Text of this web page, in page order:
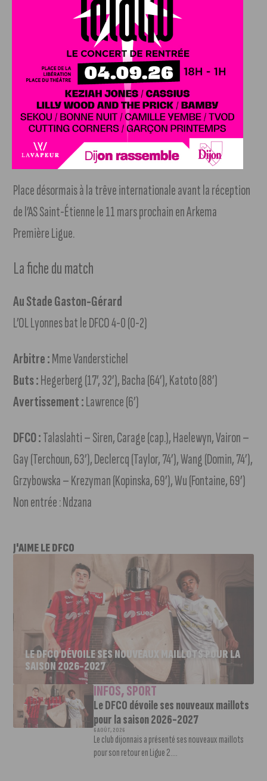
reste un motif de satisfaction pour le DFCO, capable de
rivaliser dans l’intensité et dans le jeu face à l’une des
meilleures équipes européennes. L’écart s’est ensuite fait
sur l’efficacité et la maîtrise collective lyonnaise.
L’aventure en Coupe LFFP s’arrête donc aux portes de la
finale, mais le parcours dijonnais dans cette première
édition restera une réussite.
Place désormais à la trêve internationale avant la réception
de l’AS Saint-Étienne le 11 mars prochain en Arkema
Première Ligue.
La fiche du match
Au Stade Gaston-Gérard
L’OL Lyonnes bat le DFCO 4-0 (0-2)
Arbitre :Mme Vanderstichel
Buts :Hegerberg (17’, 32’), Bacha (64’), Katoto (88’)
Avertissement :Lawrence (6’)
DFCO :Talaslahti – Siren, Carage (cap.), Haelewyn, Vairon –
Gay (Terchoun, 63’), Declercq (Taylor, 74’), Wang (Domin, 74’),
Grzybowska – Krezyman (Kopinska, 69’), Wu (Fontaine, 69’)
Non entrée : Ndzana
J'AIME LE DFCO
LE DFCO DÉVOILE SES NOUVEAUX MAILLOTS POUR LA
SAISON 2026-2027
INFOS,SPORT
Le DFCO dévoile ses nouveaux maillots
pour la saison 2026-2027
6 AOÛT, 2026
Le club dijonnais a présenté ses nouveaux maillots
pour son retour en Ligue 2....